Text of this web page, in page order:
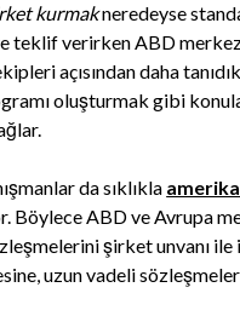
kurmakneredeyse
teklif verirken ABD
açısından daha
oluşturmak gibi
da sıklıkla
Böylece ABD ve Avrupa
şirket unvanı
uzun vadeli sözleşmeler